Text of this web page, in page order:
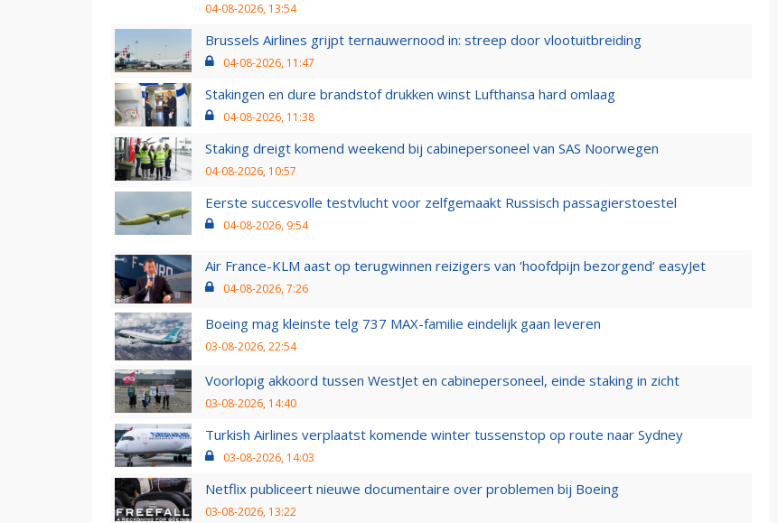
04-08-2026, 13:54
Brussels Airlines grijpt ternauwernood in: streep door vlootuitbreiding
04-08-2026, 11:47
Stakingen en dure brandstof drukken winst Lufthansa hard omlaag
04-08-2026, 11:38
Staking dreigt komend weekend bij cabinepersoneel van SAS Noorwegen
04-08-2026, 10:57
Eerste succesvolle testvlucht voor zelfgemaakt Russisch passagierstoestel
04-08-2026, 9:54
Air France-KLM aast op terugwinnen reizigers van ‘hoofdpijn bezorgend’ easyJet
04-08-2026, 7:26
Boeing mag kleinste telg 737 MAX-familie eindelijk gaan leveren
03-08-2026, 22:54
Voorlopig akkoord tussen WestJet en cabinepersoneel, einde staking in zicht
03-08-2026, 14:40
Turkish Airlines verplaatst komende winter tussenstop op route naar Sydney
03-08-2026, 14:03
Netflix publiceert nieuwe documentaire over problemen bij Boeing
03-08-2026, 13:22